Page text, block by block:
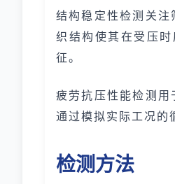
结构稳定性检测关
织结构使其在受压
征。
疲劳抗压性能检测用
通过模拟实际工况的
检测方法